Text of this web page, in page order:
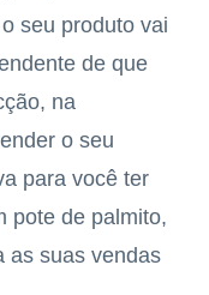
seu produto vai
de que
na
o seu
para você ter
pote de palmito,
as suas vendas